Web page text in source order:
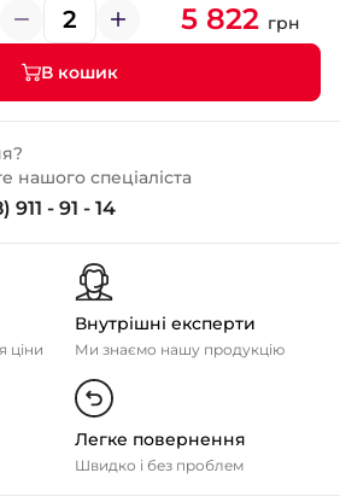
5 822 грн
В кошик
нашого спеціаліста
911 - 91 - 14
ціни
Внутрішні експерти
Ми знаємо нашу продукцію
Легке повернення
Швидко і без проблем